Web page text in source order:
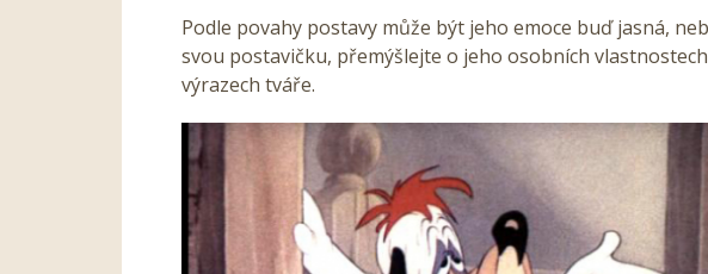
Podle povahy postavy může být jeho emoce buď jasná,
svou postavičku, přemýšlejte o jeho osobních
výrazech tváře.